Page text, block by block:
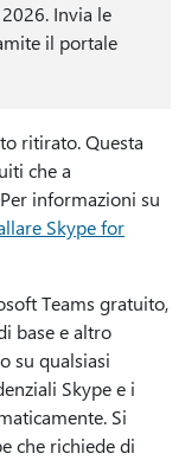
Invia le
il portale
ritirato. Questa
che a
informazioni su
Skype for
Teams gratuito,
base e altro
su qualsiasi
Skype e i
Si
che richiede di